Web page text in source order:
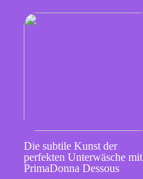
Die subtile Kunst der
perfekten Unterwäsche mit
PrimaDonna Dessous